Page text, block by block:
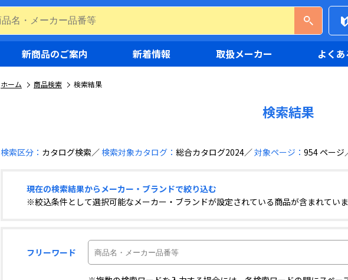
新商品のご案内 新着情報 取扱メーカー よく
ホーム 商品検索 検索結果
検索結果
検索区分： カタログ検索 検索対象カタログ： 総合カタログ2024 対象ページ： 954 ページ
現在の検索結果からメーカー・ブランドで絞り込む
※絞込条件として選択可能なメーカー・ブランドが設定されている商品が含まれてい
フリーワード